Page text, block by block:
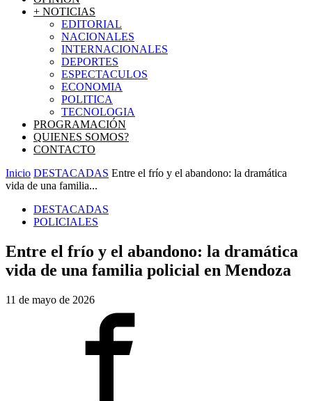
+ NOTICIAS
EDITORIAL
NACIONALES
INTERNACIONALES
DEPORTES
ESPECTACULOS
ECONOMIA
POLITICA
TECNOLOGIA
PROGRAMACIÓN
QUIENES SOMOS?
CONTACTO
Inicio DESTACADAS Entre el frío y el abandono: la dramática
vida de una familia...
DESTACADAS
POLICIALES
Entre el frío y el abandono: la dramática
vida de una familia policial en Mendoza
11 de mayo de 2026